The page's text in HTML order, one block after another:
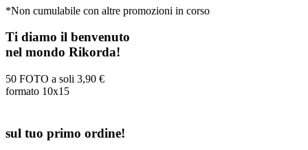
*Non cumulabile con altre promozioni in corso
Ti diamo il benvenuto
nel mondo Rikorda!
50 FOTO a soli 3,90 €
formato 10x15
sul tuo primo ordine!